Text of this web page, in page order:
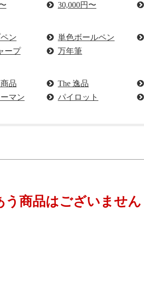
30,000円〜
ン 単色ボールペン
ープ 万年筆
品 The 逸品
マン パイロット
う商品はございません